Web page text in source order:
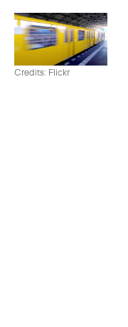
Credits: Flickr